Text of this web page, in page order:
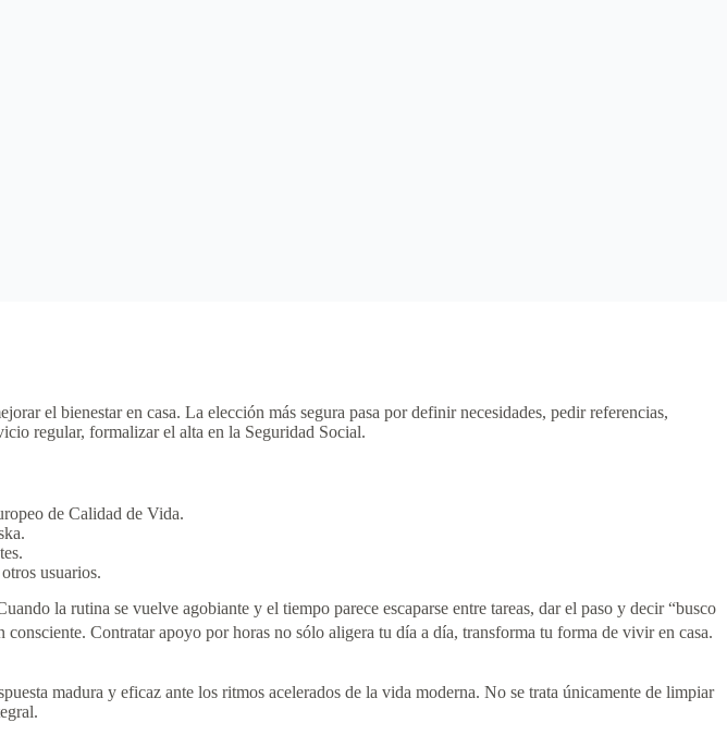
el bienestar en casa. La elección más segura pasa por definir necesidades, pedir referencias,
regular, formalizar el alta en la Seguridad Social.
de Calidad de Vida.
usuarios.
la rutina se vuelve agobiante y el tiempo parece escaparse entre tareas, dar el paso y decir “busco
Contratar apoyo por horas no sólo aligera tu día a día, transforma tu forma de vivir en casa.
madura y eficaz ante los ritmos acelerados de la vida moderna. No se trata únicamente de limpiar